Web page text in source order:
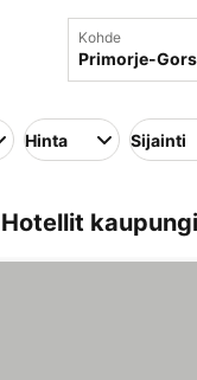
Kohde
Hinta Sijainti
Hotellit